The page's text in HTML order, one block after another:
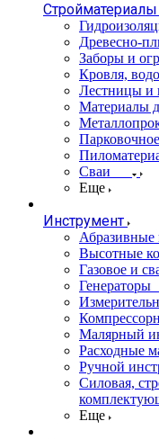
Стройматериалы
Древесно-
Заборы и
Кровля,
Лестницы и
Материалы
Сваи
Еще
Инструмент
Абразивные
Высотные
Газовое и
Генераторы
Малярный
Расходные
Ручной
Силовая,
Еще